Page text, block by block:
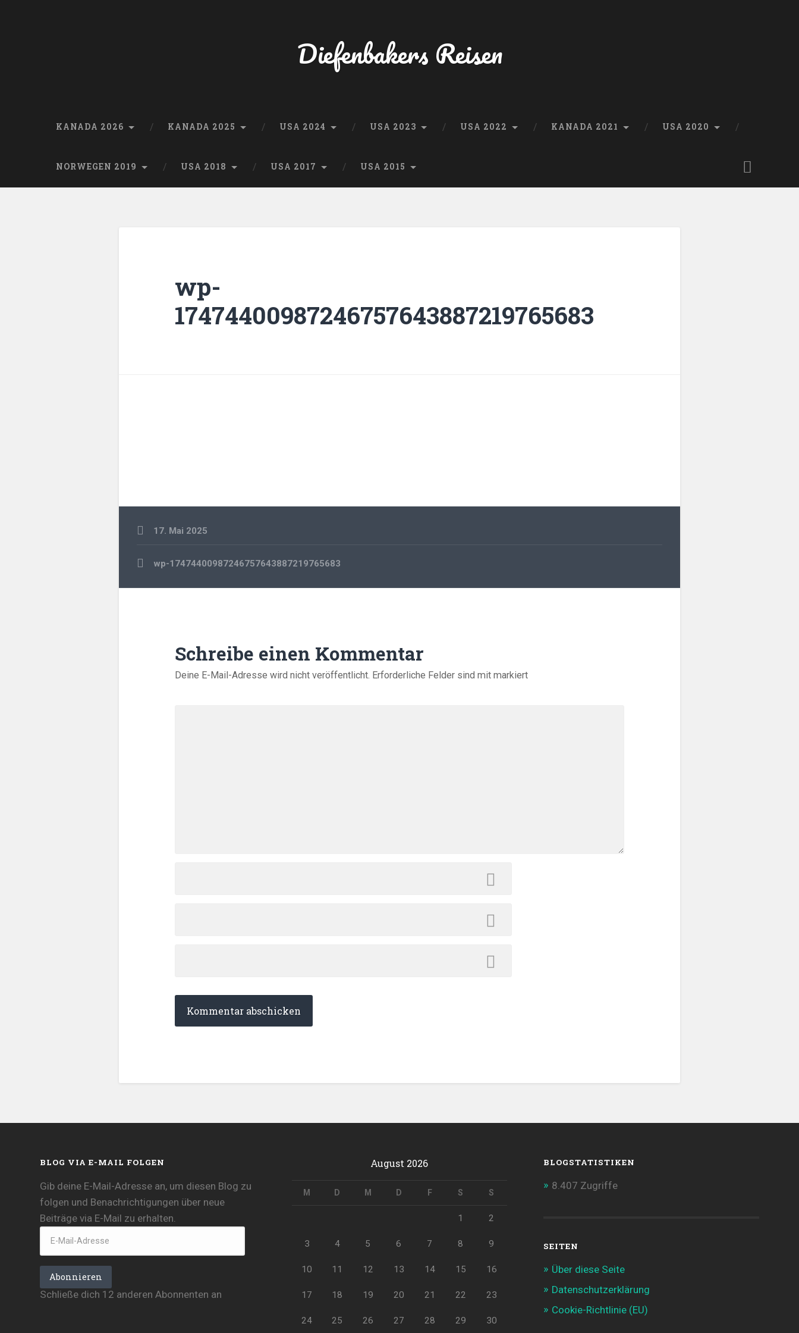
Diefenbakers Reisen
KANADA 2026 KANADA 2025 USA 2024 USA 2023 USA 2022 KANADA 2021 USA 2020
NORWEGEN 2019 USA 2018 USA 2017 USA 2015
wp-
17474400987246757643887219765683
17. Mai 2025
Beitragsnavigation
wp-17474400987246757643887219765683
Schreibe einen Kommentar
Deine E-Mail-Adresse wird nicht veröffentlicht. Erforderliche Felder sind mitmarkiert
BLOG VIA E-MAIL FOLGEN
Gib deine E-Mail-Adresse an, um diesen Blog zu
folgen und Benachrichtigungen über neue
Beiträge via E-Mail zu erhalten.
E-
Mail-
Abonnieren
Schließe dich 12 anderen Abonnenten an
August 2026
M D M D F S S
1 2
3 4 5 6 7 8 9
10 11 12 13 14 15 16
17 18 19 20 21 22 23
24 25 26 27 28 29 30
BLOGSTATISTIKEN
8.407 Zugriffe
SEITEN
Über diese Seite
Datenschutzerklärung
Cookie-Richtlinie (EU)